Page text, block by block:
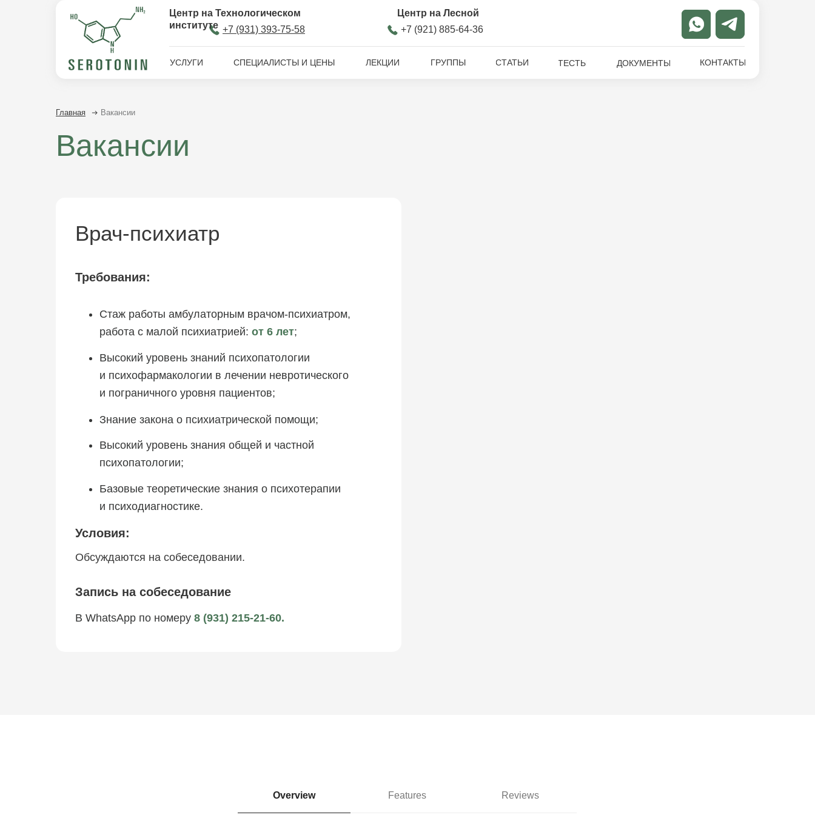
+7 (931) 393-75-58 +7 (921) 885-64-36
УСЛУГИ СПЕЦИАЛИСТЫ И ЦЕНЫ ЛЕКЦИИ СТАТЬИ ТЕСТЫ ДОКУМЕНТЫ КОНТАКТЫ
ГРУППЫ
Центр на Технологическом
институте
Центр на Лесной
Вакансии
Главная Вакансии
Требования:
Врач-психиатр
Стаж работы амбулаторным врачом-психиатром,
работа с малой психиатрией: от 6 лет;
Высокий уровень знаний психопатологии
и психофармакологии в лечении невротического
и пограничного уровня пациентов;
Знание закона о психиатрической помощи;
Высокий уровень знания общей и частной
психопатологии;
Базовые теоретические знания о психотерапии
и психодиагностике.
Обсуждаются на собеседовании.
Запись на собеседование
В WhatsApp по номеру 8 (931) 215-21-60.
Условия:
Overview Features Reviews